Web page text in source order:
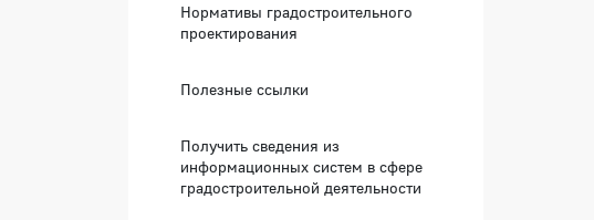
Нормативы градостроительного
проектирования
Полезные ссылки
Получить сведения из
информационных систем в сфере
градостроительной деятельности